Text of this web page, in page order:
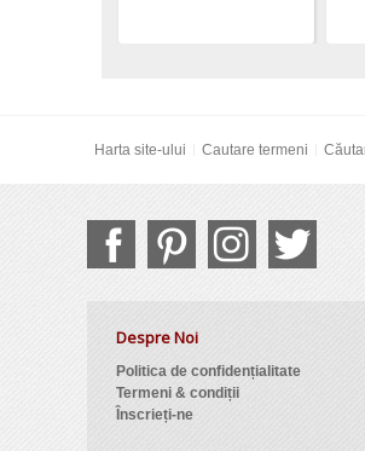
Harta site-ului Cautare termeni
Despre Noi
Politica de confidențialitate
Termeni & condiții
Înscrieți-ne